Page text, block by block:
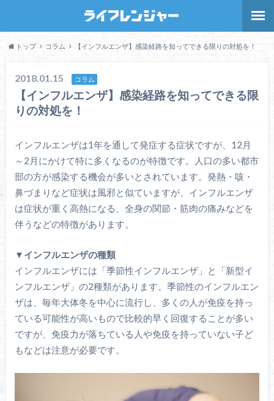
トップ コラム 【インフルエンザ】感染経路を知ってできる限りの対処を！
2018.01.15 コラム
【インフルエンザ】感染経路を知ってできる限
りの対処を！
インフルエンザは1年を通して発症する症状ですが、12月
～2月にかけて特に多くなるのが特徴です。人口の多い都市
部の方が感染する機会が多いとされています。発熱・咳・
鼻づまりなど症状は風邪と似ていますが、インフルエンザ
は症状が重く高熱になる、全身の関節・筋肉の痛みなどを
伴うなどの特徴があります。
▼インフルエンザの種類
インフルエンザには「季節性インフルエンザ」と「新型イ
ンフルエンザ」の2種類があります。季節性のインフルエン
ザは、毎年大体冬を中心に流行し、多くの人が免疫を持っ
ている可能性が高いもので比較的早く回復することが多い
ですが、免疫力が落ちている人や免疫を持っていない子ど
もなどは注意が必要です。